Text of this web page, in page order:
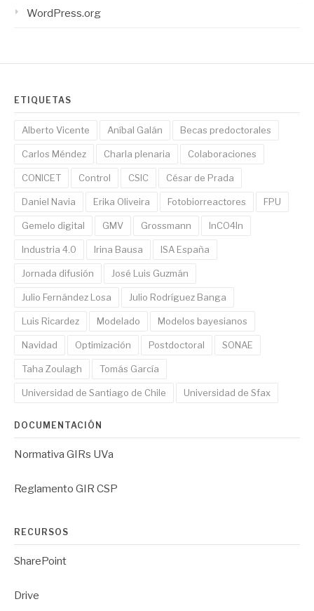
WordPress.org
ETIQUETAS
Alberto Vicente Aníbal Galán Becas predoctorales
Carlos Méndez Charla plenaria Colaboraciones
CONICET Control CSIC César de Prada
Daniel Navia Erika Oliveira Fotobiorreactores FPU
Gemelo digital GMV Grossmann InCO4In
Industria 4.0 Irina Bausa ISA España
Jornada difusión José Luis Guzmán
Julio Fernández Losa Julio Rodríguez Banga
Luis Ricardez Modelado Modelos bayesianos
Navidad Optimización Postdoctoral SONAE
Taha Zoulagh Tomás García
Universidad de Santiago de Chile Universidad de Sfax
DOCUMENTACIÓN
Normativa GIRs UVa
Reglamento GIR CSP
RECURSOS
SharePoint
Drive